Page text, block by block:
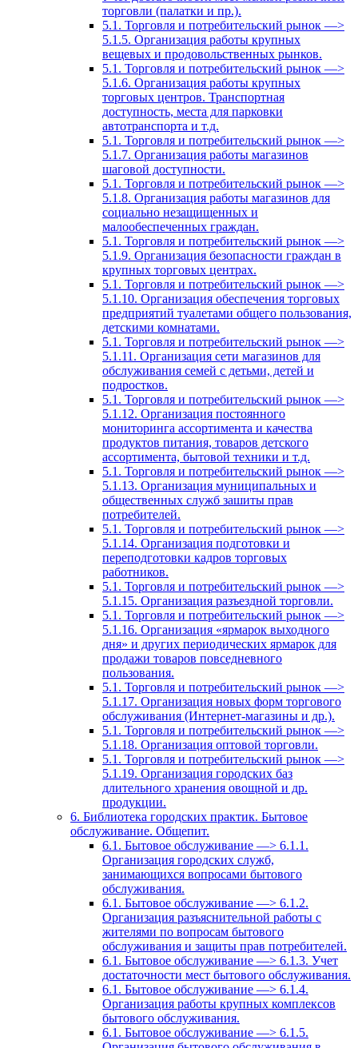
торговли (палатки и пр.).
5.1. Торговля и потребительский рынок —>
5.1.5. Организация работы крупных
вещевых и продовольственных рынков.
5.1. Торговля и потребительский рынок —>
5.1.6. Организация работы крупных
торговых центров. Транспортная
доступность, места для парковки
автотранспорта и т.д.
5.1. Торговля и потребительский рынок —>
5.1.7. Организация работы магазинов
шаговой доступности.
5.1. Торговля и потребительский рынок —>
5.1.8. Организация работы магазинов для
социально незащищенных и
малообеспеченных граждан.
5.1. Торговля и потребительский рынок —>
5.1.9. Организация безопасности граждан в
крупных торговых центрах.
5.1. Торговля и потребительский рынок —>
5.1.10. Организация обеспечения торговых
предприятий туалетами общего пользования,
детскими комнатами.
5.1. Торговля и потребительский рынок —>
5.1.11. Организация сети магазинов для
обслуживания семей с детьми, детей и
подростков.
5.1. Торговля и потребительский рынок —>
5.1.12. Организация постоянного
мониторинга ассортимента и качества
продуктов питания, товаров детского
ассортимента, бытовой техники и т.д.
5.1. Торговля и потребительский рынок —>
5.1.13. Организация муниципальных и
общественных служб зашиты прав
потребителей.
5.1. Торговля и потребительский рынок —>
5.1.14. Организация подготовки и
переподготовки кадров торговых
работников.
5.1. Торговля и потребительский рынок —>
5.1.15. Организация разъездной торговли.
5.1. Торговля и потребительский рынок —>
5.1.16. Организация «ярмарок выходного
дня» и других периодических ярмарок для
продажи товаров повседневного
пользования.
5.1. Торговля и потребительский рынок —>
5.1.17. Организация новых форм торгового
обслуживания (Интернет-магазины и др.).
5.1. Торговля и потребительский рынок —>
5.1.18. Организация оптовой торговли.
5.1. Торговля и потребительский рынок —>
5.1.19. Организация городских баз
длительного хранения овощной и др.
продукции.
6. Библиотека городских практик. Бытовое
обслуживание. Общепит.
6.1. Бытовое обслуживание —> 6.1.1.
Организация городских служб,
занимающихся вопросами бытового
обслуживания.
6.1. Бытовое обслуживание —> 6.1.2.
Организация разъяснительной работы с
жителями по вопросам бытового
обслуживания и защиты прав потребителей.
6.1. Бытовое обслуживание —> 6.1.3. Учет
достаточности мест бытового обслуживания.
6.1. Бытовое обслуживание —> 6.1.4.
Организация работы крупных комплексов
бытового обслуживания.
6.1. Бытовое обслуживание —> 6.1.5.